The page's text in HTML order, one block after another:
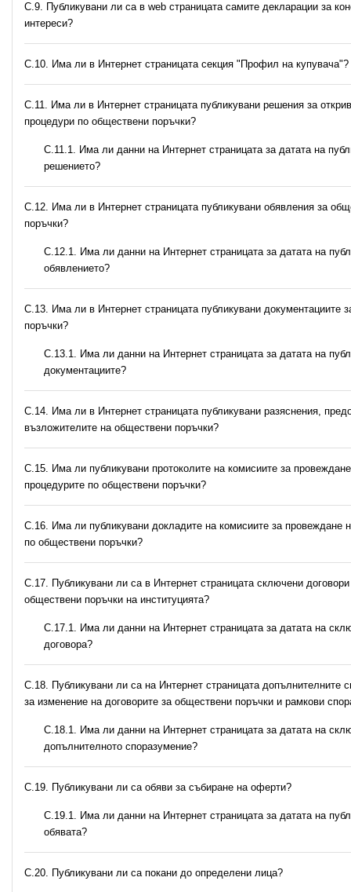
C.9. Публикувани ли са в web страницата самите декларации за
интереси?
C.10. Има ли в Интернет страницата секция "Профил на купувача"?
С.11. Има ли в Интернет страницата публикувани решения за
процедури по обществени поръчки?
С.11.1. Има ли данни на Интернет страницата за датата на
решението?
С.12. Има ли в Интернет страницата публикувани обявления за
поръчки?
С.12.1. Има ли данни на Интернет страницата за датата на
обявлението?
С.13. Има ли в Интернет страницата публикувани документациите
поръчки?
С.13.1. Има ли данни на Интернет страницата за датата на
документациите?
С.14. Има ли в Интернет страницата публикувани разяснения,
възложителите на обществени поръчки?
С.15. Има ли публикувани протоколите на комисиите за
процедурите по обществени поръчки?
С.16. Има ли публикувани докладите на комисиите за провеждане
по обществени поръчки?
С.17. Публикувани ли са в Интернет страницата сключени договори
обществени поръчки на институцията?
С.17.1. Има ли данни на Интернет страницата за датата на
договора?
С.18. Публикувани ли са на Интернет страницата допълнителните
за изменение на договорите за обществени поръчки и рамкови
С.18.1. Има ли данни на Интернет страницата за датата на
допълнителното споразумение?
С.19. Публикувани ли са обяви за събиране на оферти?
С.19.1. Има ли данни на Интернет страницата за датата на
обявата?
С.20. Публикувани ли са покани до определени лица?